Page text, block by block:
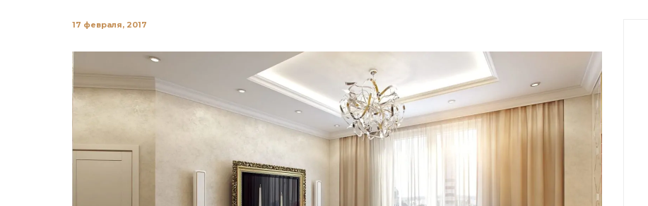
17 февраля, 2017